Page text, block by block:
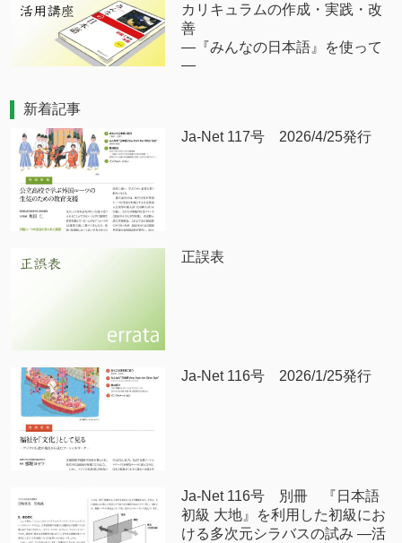
カリキュラムの作成・実践・改
善
―『みんなの日本語』を使って
―
新着記事
Ja-Net 117号 2026/4/25発行
正誤表
Ja-Net 116号 2026/1/25発行
Ja-Net 116号 別冊 『日本語
初級 大地』を利用した初級にお
ける多次元シラバスの試み —活